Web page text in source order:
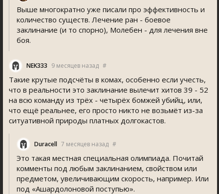
Выше многократно уже писали про эффективность и
количество существ. Лечение ран - боевое
заклинание (и то спорно), Молебен - для лечения вне
боя.
NEK333 9 месяцев назад #
Такие крутые подсчёты в комах, особенно если учесть,
что в реальности это заклинание вылечит хитов 39 - 52
на всю команду из трëх - четырëх бомжей убийц, или,
что ещë реальнее, его просто никто не возьмëт из-за
ситуативной природы платных долгокастов.
Duracell 7 месяцев назад #
Это такая местная специальная олимпиада. Почитай
комменты под любым заклинанием, свойством или
предметом, увеличивающим скорость, например. Или
под «Ашардолоновой поступью».